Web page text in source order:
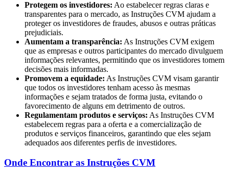
Protegem os investidores: Ao estabelecer regras claras e
transparentes para o mercado, as Instruções CVM ajudam a
proteger os investidores de fraudes, abusos e outras práticas
prejudiciais.
Aumentam a transparência: As Instruções CVM exigem
que as empresas e outros participantes do mercado divulguem
informações relevantes, permitindo que os investidores tomem
decisões mais informadas.
Promovem a equidade: As Instruções CVM visam garantir
que todos os investidores tenham acesso às mesmas
informações e sejam tratados de forma justa, evitando o
favorecimento de alguns em detrimento de outros.
Regulamentam produtos e serviços: As Instruções CVM
estabelecem regras para a oferta e a comercialização de
produtos e serviços financeiros, garantindo que eles sejam
adequados aos diferentes perfis de investidores.
Onde Encontrar as Instruções CVM